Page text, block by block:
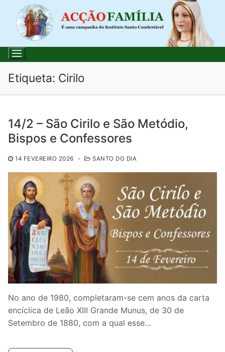
para
conteúdo
por:
Início
Loja
Blog
Santo do Dia
Quem somos nós
Etiqueta: Cirilo
14/2 – São Cirilo e São Metódio,
Bispos e Confessores
14 FEVEREIRO 2026 - SANTO DO DIA
No ano de 1980, completaram-se cem anos da carta
encíclica de Leão XIII Grande Munus, de 30 de
Setembro de 1880, com a qual esse…